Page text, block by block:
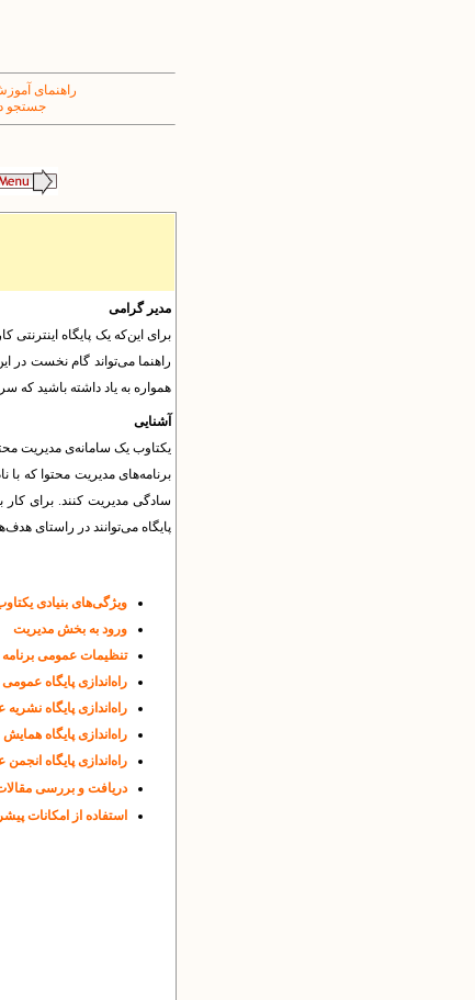
راهنمای
جستجو
مدیر گرامی
برای این‌که یک پایگاه اینترنتی
راهنما می‌تواند گام نخست در
همواره به یاد داشته باشید که
آشنایی
برنامه‌های مدیریت محتوا که با
سادگی مدیریت کنند. برای کار
پایگاه می‌توانند در راستای
ویژگی‌های بنیادی
ورود به بخش مدیریت
تنظیمات عمومی برنامه
راه‌اندازی پایگاه عمومی
راه‌اندازی پایگاه
راه‌اندازی پایگاه همایش
راه‌اندازی پایگاه
دریافت و بررسی
استفاده از امکانات